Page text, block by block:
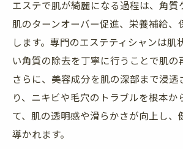
エステで肌が綺麗になる過程は、角質
肌のターンオーバー促進、栄養補給、
します。専門のエステティシャンは肌
い角質の除去を丁寧に行うことで肌の
さらに、美容成分を肌の深部まで浸透
り、ニキビや毛穴のトラブルを根本か
て、肌の透明感や滑らかさが向上し、
導かれます。